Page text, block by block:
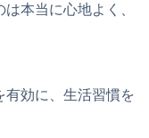
本当に心地よく、
有効に、生活習慣を